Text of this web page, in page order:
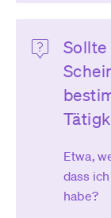
Sollte
Etwa,
dass
habe?